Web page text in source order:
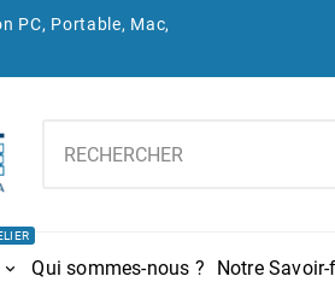
PC, Portable, Mac,
Qui sommes-nous ? Notre